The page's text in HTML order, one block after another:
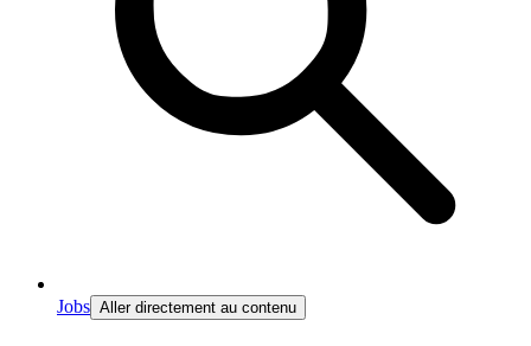
Jobs Aller directement au contenu